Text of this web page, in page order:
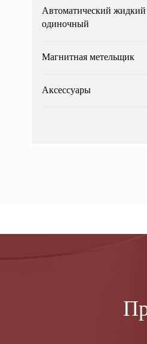
Автоматический
одиночный
Магнитная метельщик
Аксессуары